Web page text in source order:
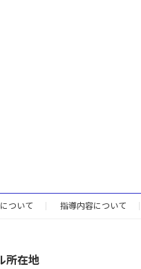
ついて 指導内容について
所在地